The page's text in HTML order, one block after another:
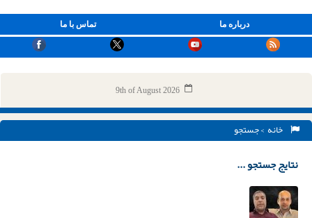
تماس با ما درباره ما
9th of August 2026
خانه > جستجو
نتایج جستجو ...